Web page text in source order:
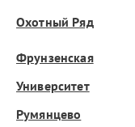
Охотный Ряд
Фрунзенская
Университет
Румянцево